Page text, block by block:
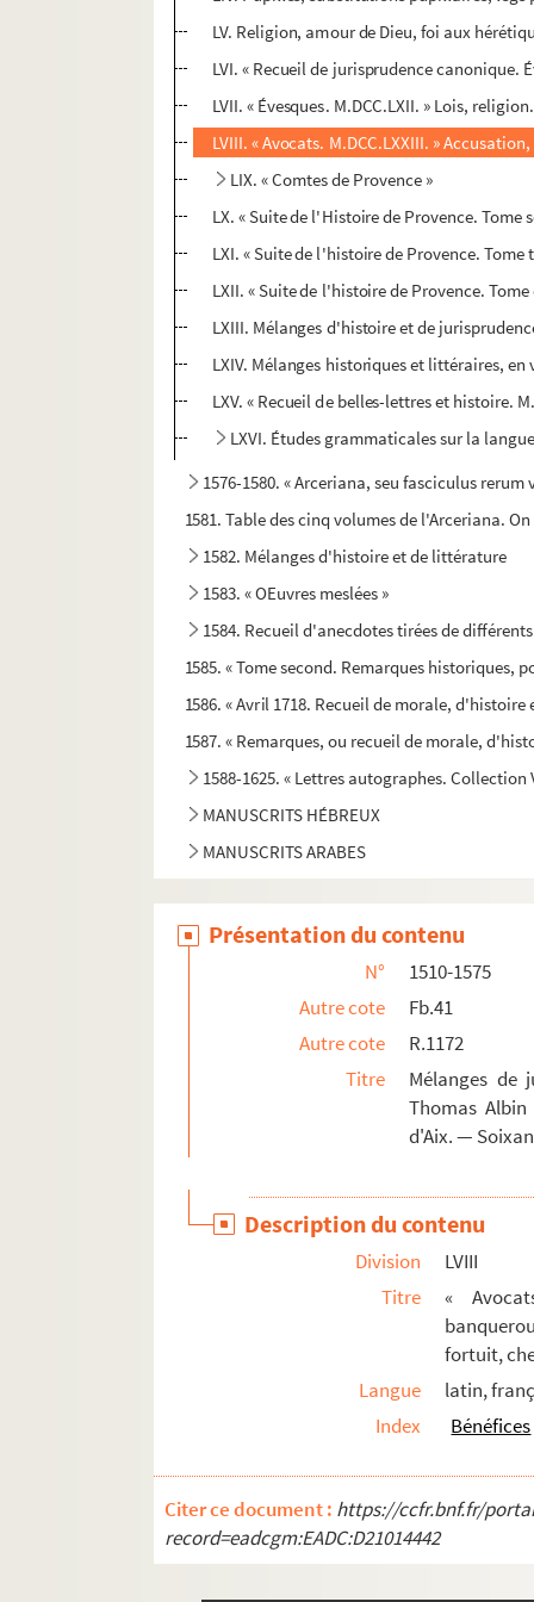
LV. Religion, amour de Dieu, foi aux
LVI. « Recueil de jurisprudence canonique.
LVII. « Évesques. M.DCC.LXII. » Lois,
LVIII. « Avocats. M.DCC.LXXIII. »
LIX. « Comtes de Provence »
LX. « Suite de l'Histoire de Provence. Tome
LXI. « Suite de l'histoire de Provence.
LXII. « Suite de l'histoire de Provence.
LXIII. Mélanges d'histoire et de
LXIV. Mélanges historiques et littéraires,
LXV. « Recueil de belles-lettres et histoire.
LXVI. Études grammaticales sur la
1576-1580. « Arceriana, seu fasciculus
1581. Table des cinq volumes de l'Arceriana.
1582. Mélanges d'histoire et de littérature
1583. « OEuvres meslées »
1584. Recueil d'anecdotes tirées de
1585. « Tome second. Remarques historiques,
1586. « Avril 1718. Recueil de morale,
1587. « Remarques, ou recueil de morale,
1588-1625. « Lettres autographes.
MANUSCRITS HÉBREUX
MANUSCRITS ARABES
Présentation du contenu
N°
1510-1575
Autre cote
Fb.41
Autre cote
R.1172
Titre
Mélanges de
Thomas
d'Aix. —
Description du contenu
Division
LVIII
Titre
«
fortuit,
Langue
latin,
Index
Bénéfices
Citer ce document : https://ccfr.bnf.fr/
record=eadcgm:EADC:D21014442